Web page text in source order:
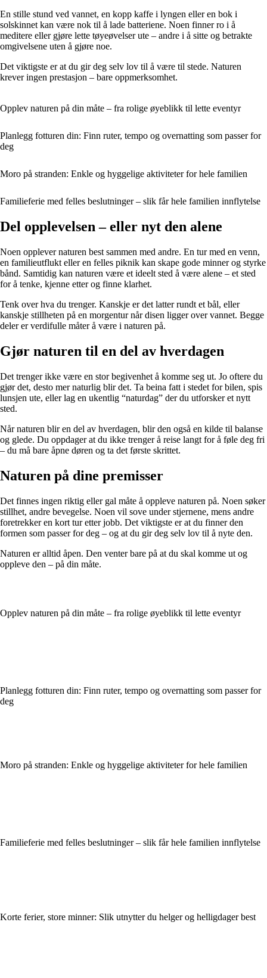
En stille stund ved vannet, en kopp kaffe i lyngen eller en bok i
solskinnet kan være nok til å lade batteriene. Noen finner ro i å
meditere eller gjøre lette tøyeøvelser ute – andre i å sitte og betrakte
omgivelsene uten å gjøre noe.
Det viktigste er at du gir deg selv lov til å være til stede. Naturen
krever ingen prestasjon – bare oppmerksomhet.
Opplev naturen på din måte – fra rolige øyeblikk til lette eventyr
Planlegg fotturen din: Finn ruter, tempo og overnatting som passer for
deg
Moro på stranden: Enkle og hyggelige aktiviteter for hele familien
Familieferie med felles beslutninger – slik får hele familien innflytelse
Del opplevelsen – eller nyt den alene
Noen opplever naturen best sammen med andre. En tur med en venn,
en familieutflukt eller en felles piknik kan skape gode minner og styrke
bånd. Samtidig kan naturen være et ideelt sted å være alene – et sted
for å tenke, kjenne etter og finne klarhet.
Tenk over hva du trenger. Kanskje er det latter rundt et bål, eller
kanskje stillheten på en morgentur når disen ligger over vannet. Begge
deler er verdifulle måter å være i naturen på.
Gjør naturen til en del av hverdagen
Det trenger ikke være en stor begivenhet å komme seg ut. Jo oftere du
gjør det, desto mer naturlig blir det. Ta beina fatt i stedet for bilen, spis
lunsjen ute, eller lag en ukentlig “naturdag” der du utforsker et nytt
sted.
Når naturen blir en del av hverdagen, blir den også en kilde til balanse
og glede. Du oppdager at du ikke trenger å reise langt for å føle deg fri
– du må bare åpne døren og ta det første skrittet.
Naturen på dine premisser
Det finnes ingen riktig eller gal måte å oppleve naturen på. Noen søker
stillhet, andre bevegelse. Noen vil sove under stjernene, mens andre
foretrekker en kort tur etter jobb. Det viktigste er at du finner den
formen som passer for deg – og at du gir deg selv lov til å nyte den.
Naturen er alltid åpen. Den venter bare på at du skal komme ut og
oppleve den – på din måte.
Opplev naturen på din måte – fra rolige øyeblikk til lette eventyr
Planlegg fotturen din: Finn ruter, tempo og overnatting som passer for
deg
Moro på stranden: Enkle og hyggelige aktiviteter for hele familien
Familieferie med felles beslutninger – slik får hele familien innflytelse
Korte ferier, store minner: Slik utnytter du helger og helligdager best